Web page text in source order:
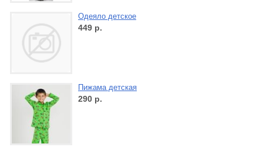
Одеяло детское
449 р.
Пижама детская
290 р.